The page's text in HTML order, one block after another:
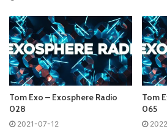
Понравился выпуск?
Tom Exo – Exosphere Radio
028
2021-07-12
Tom
065